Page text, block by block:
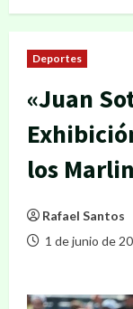
Deportes
«Juan
los
Rafael Santos
1 de junio de